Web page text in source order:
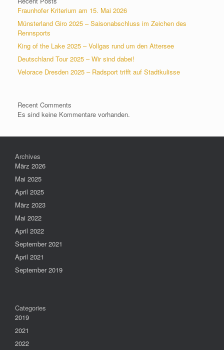
Fraunhofer Kriterium am 15. Mai 2026
Münsterland Giro 2025 – Saisonabschluss im Zeichen des
Rennsports
King of the Lake 2025 – Vollgas rund um den Attersee
Deutschland Tour 2025 – Wir sind dabei!
Velorace Dresden 2025 – Radsport trifft auf Stadtkulisse
Recent Comments
Es sind keine Kommentare vorhanden.
Archives
März 2026
Mai 2025
April 2025
März 2023
Mai 2022
April 2022
September 2021
April 2021
September 2019
Categories
2019
2021
2022